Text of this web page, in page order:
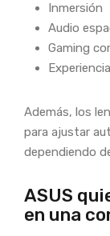
Inmersión
Audio
Gaming
Además, los
para ajustar
dependiendo
ASUS
en una